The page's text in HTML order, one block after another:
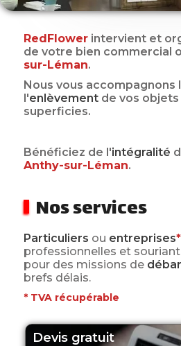
RedFlowerintervient et
de votre bien commercial
sur-Léman.
Nous vous accompagnons
l'enlèvementde vos objets
superficies.
Bénéficiez de l'intégralité
Anthy-sur-Léman.
Nos services
Particuliers ou entreprises*
professionnelles et
pour des missions de
brefs délais.
*TVA récupérable
Devis gratuit